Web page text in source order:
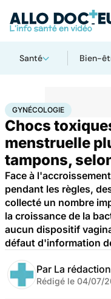
Santé Bien-
AccueilSantéMaladies
GYNÉCOLOGIE
Chocs
menstruelle
tampons,
Face à
pendant les règles,
collecté un nombre
la croissance de la
aucun dispositif
défaut d'information
Par La
Rédigé le 04/07/